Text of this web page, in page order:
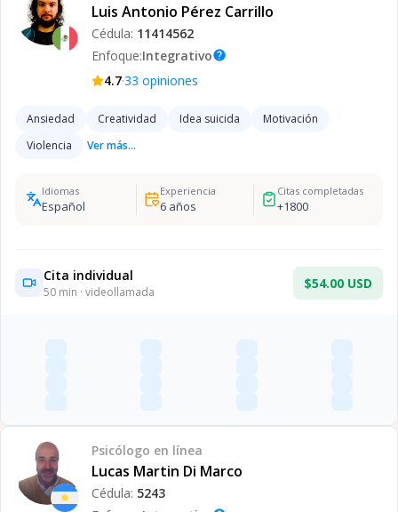
Luis Antonio Pérez Carrillo
Cédula: 11414562
Enfoque:Integrativohelp
4.7·33 opiniones
Ansiedad Creatividad Idea suicida
Motivación
Violencia
Ver más...
Idiomas
Español
Experiencia
6años
Citas completadas
+1800
Cita individual
50 min · videollamada
$54.00 USD
Psicólogo en línea
Lucas Martin Di Marco
Cédula: 5243